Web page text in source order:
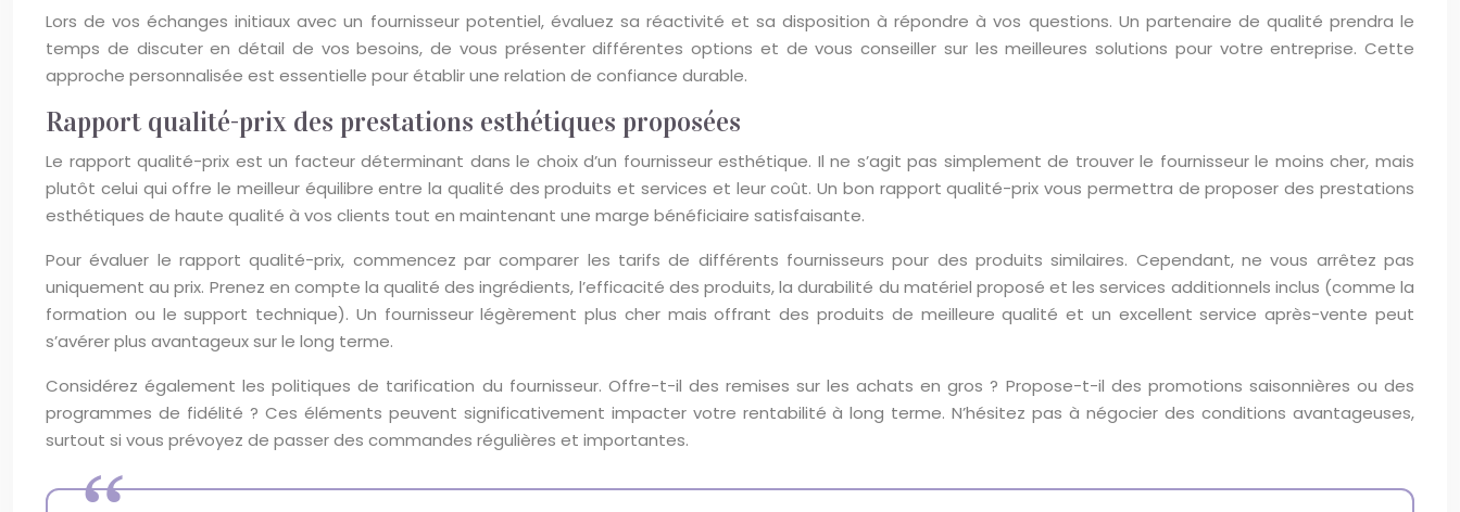
Lors de vos échanges initiaux avec un fournisseur potentiel, évaluez sa réactivité et sa disposition à répondre à vos questions. Un partenaire de qualité prendra le
temps de discuter en détail de vos besoins, de vous présenter différentes options et de vous conseiller sur les meilleures solutions pour votre entreprise. Cette
approche personnalisée est essentielle pour établir une relation de confiance durable.
Rapport qualité-prix des prestations esthétiques proposées
Le rapport qualité-prix est un facteur déterminant dans le choix d’un fournisseur esthétique. Il ne s’agit pas simplement de trouver le fournisseur le moins cher, mais
plutôt celui qui offre le meilleur équilibre entre la qualité des produits et services et leur coût. Un bon rapport qualité-prix vous permettra de proposer des prestations
esthétiques de haute qualité à vos clients tout en maintenant une marge bénéficiaire satisfaisante.
Pour évaluer le rapport qualité-prix, commencez par comparer les tarifs de différents fournisseurs pour des produits similaires. Cependant, ne vous arrêtez pas
uniquement au prix. Prenez en compte la qualité des ingrédients, l’efficacité des produits, la durabilité du matériel proposé et les services additionnels inclus (comme la
formation ou le support technique). Un fournisseur légèrement plus cher mais offrant des produits de meilleure qualité et un excellent service après-vente peut
s’avérer plus avantageux sur le long terme.
Considérez également les politiques de tarification du fournisseur. Offre-t-il des remises sur les achats en gros ? Propose-t-il des promotions saisonnières ou des
programmes de fidélité ? Ces éléments peuvent significativement impacter votre rentabilité à long terme. N’hésitez pas à négocier des conditions avantageuses,
surtout si vous prévoyez de passer des commandes régulières et importantes.